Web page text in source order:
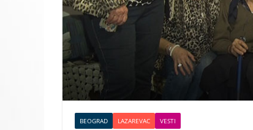
BEOGRAD LAZAREVAC VESTI